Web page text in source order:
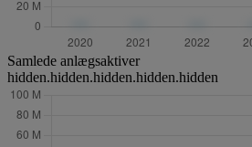
Samlede anlægsaktiver
hidden.hidden.hidden.hidden.hidden